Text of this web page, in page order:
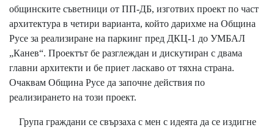
общинските съветници от ПП-ДБ, изготвих проект по част
архитектура в четири варианта, който дарихме на Община
Русе за реализиране на паркинг пред ДКЦ-1 до УМБАЛ
„Канев“. Проектът бе разглеждан и дискутиран с двама
главни архитекти и бе приет ласкаво от тяхна страна.
Очаквам Община Русе да започне действия по
реализирането на този проект.
Група граждани се свързаха с мен с идеята да се издигне